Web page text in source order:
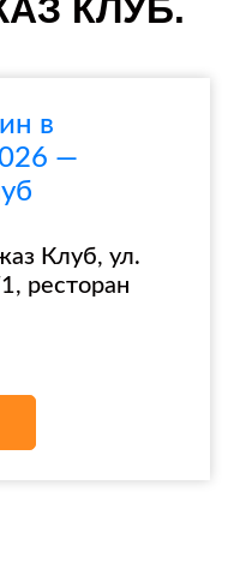
КЛУБ.
в
—
Клуб, ул.
ресторан